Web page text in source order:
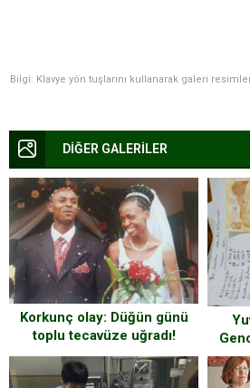
Bilgi: Klavye yön tuşlarını kullanarak galeri
DİĞER GALERİLER
Korkunç olay: Düğün günü
toplu tecavüze uğradı!